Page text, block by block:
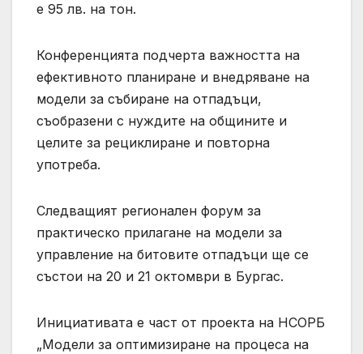
е 95 лв. на тон.
Конференцията подчерта важността на
ефективното планиране и внедряване на
модели за събиране на отпадъци,
съобразени с нуждите на общините и
целите за рециклиране и повторна
употреба.
Следващият регионален форум за
практическо прилагане на модели за
управление на битовите отпадъци ще се
състои на 20 и 21 октомври в Бургас.
Инициативата е част от проекта на НСОРБ
„Модели за оптимизиране на процеса на